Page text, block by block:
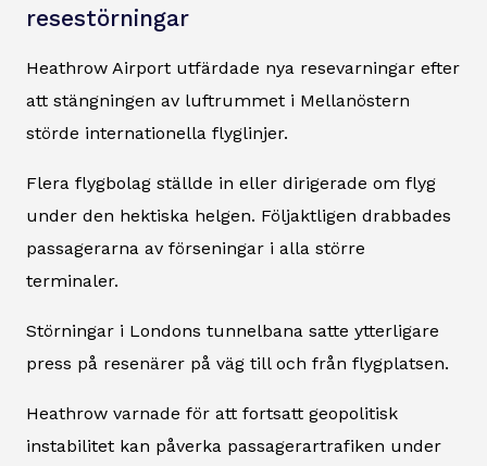
resestörningar
Heathrow Airport utfärdade nya resevarningar efter
att stängningen av luftrummet i Mellanöstern
störde internationella flyglinjer.
Flera flygbolag ställde in eller dirigerade om flyg
under den hektiska helgen. Följaktligen drabbades
passagerarna av förseningar i alla större
terminaler.
Störningar i Londons tunnelbana satte ytterligare
press på resenärer på väg till och från flygplatsen.
Heathrow varnade för att fortsatt geopolitisk
instabilitet kan påverka passagerartrafiken under